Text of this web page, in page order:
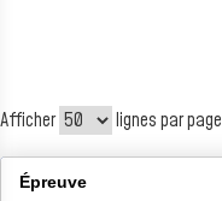
Afficher lignes par page
Épreuve